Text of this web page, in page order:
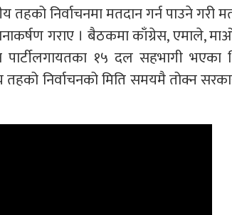
निर्वाचनमा मतदान गर्न पाउने गरी
गराए । बैठकमा काँग्रेस, एमाले,
१५ दल सहभागी भएका
निर्वाचनको मिति समयमै तोक्न